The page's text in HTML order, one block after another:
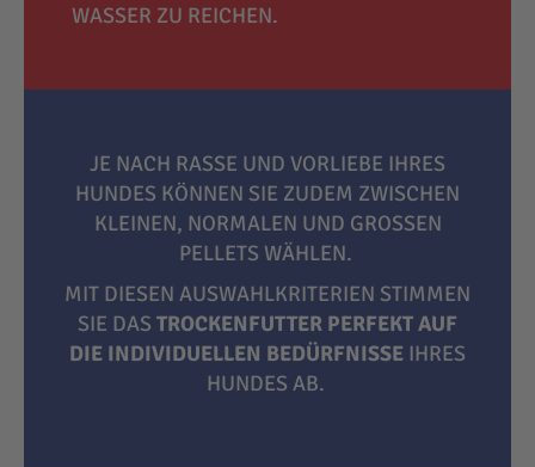
WASSER ZU REICHEN.
JE NACH RASSE UND VORLIEBE IHRES
HUNDES KÖNNEN SIE ZUDEM ZWISCHEN
KLEINEN, NORMALEN UND GROSSEN P
ELLETS WÄHLEN.
MIT DIESEN AUSWAHLKRITERIEN STIMMEN
SIE DAS TROCKENFUTTER PERFEKT AUF
DIE INDIVIDUELLEN BEDÜRFNISSE IHRES
HUNDES AB.